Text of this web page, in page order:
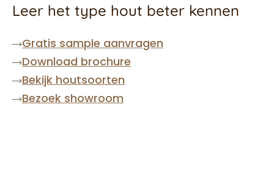
Leer het type hout beter kennen
Gratis sample aanvragen
Download brochure
Bekijk houtsoorten
Bezoek showroom